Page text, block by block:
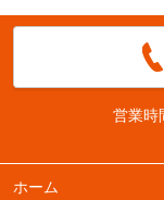
営業時
ホーム